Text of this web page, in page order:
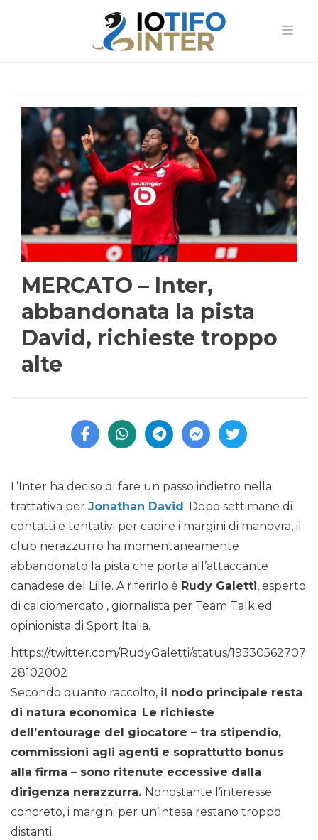
MERCATO – Inter,
abbandonata la pista
David, richieste troppo
alte
L’Inter ha deciso di fare un passo indietro nella
trattativa per Jonathan David. Dopo settimane di
contatti e tentativi per capire i margini di manovra, il
club nerazzurro ha momentaneamente
abbandonato la pista che porta all’attaccante
canadese del Lille. A riferirlo è Rudy Galetti, esperto
di calciomercato , giornalista per Team Talk ed
opinionista di Sport Italia.
https://twitter.com/RudyGaletti/status/19330562707
28102002
Secondo quanto raccolto, il nodo principale resta
di natura economica. Le richieste
dell’entourage del giocatore – tra stipendio,
commissioni agli agenti e soprattutto bonus
alla firma – sono ritenute eccessive dalla
dirigenza nerazzurra. Nonostante l’interesse
concreto, i margini per un’intesa restano troppo
distanti.